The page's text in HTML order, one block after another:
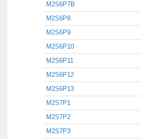
M2S6P7B
M2S6P8
M2S6P9
M2S6P10
M2S6P11
M2S6P12
M2S6P13
M2S7P1
M2S7P2
M2S7P3